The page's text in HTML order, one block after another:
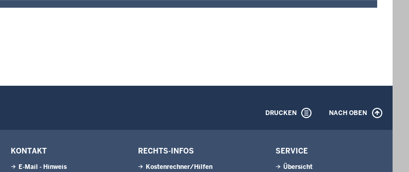
DRUCKEN NACH OBEN
KONTAKT
E-Mail - Hinweis
RECHTS-INFOS
Kostenrechner/Hilfen
SERVICE
Übersicht